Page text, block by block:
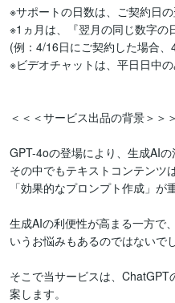
※サポートの日数は、ご契約日
※1ヵ月は、『翌月の同じ数字の
(例：4/16日にご契約した場合
※ビデオチャットは、平日日中の
＜＜＜サービス出品の背景＞＞＞
GPT-4oの登場により、生成AIの
その中でもテキストコンテンツ
「効果的なプロンプト作成」が
生成AIの利便性が高まる一方で
いうお悩みもあるのではないで
そこで当サービスは、
案します。